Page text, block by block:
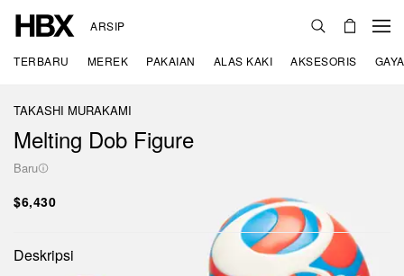
ARSIP
TERBARU MEREK PAKAIAN ALAS KAKI AKSESORIS
TAKASHI MURAKAMI
Melting Dob Figure
Baru
$6,430
Deskripsi